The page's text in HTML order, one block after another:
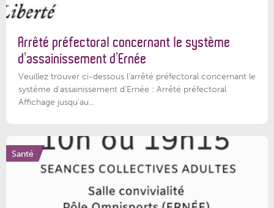
Arrêté préfectoral concernant le système
d’assainissement d’Ernée
Veuillez trouver ci-dessous l’arrêté préfectoral concernant le
système d'assainissement d'Ernée : Arrêté préfectoral
Affichage jusqu'au...
Santé